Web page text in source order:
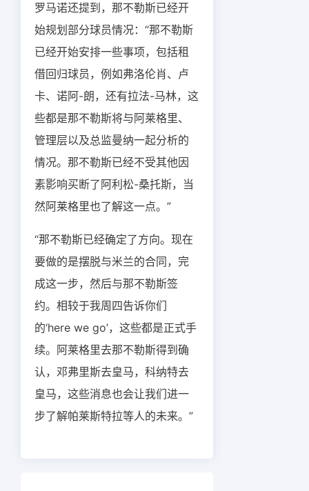
罗马诺还提到，那不勒斯已经开
始规划部分球员情况：“那不勒斯
已经开始安排一些事项，包括租
借回归球员，例如弗洛伦肖、卢
卡、诺阿-朗，还有拉法-马林，这
些都是那不勒斯将与阿莱格里、
管理层以及总监曼纳一起分析的
情况。那不勒斯已经不受其他因
素影响买断了阿利松-桑托斯，当
然阿莱格里也了解这一点。”
“那不勒斯已经确定了方向。现在
要做的是摆脱与米兰的合同，完
成这一步，然后与那不勒斯签
约。相较于我周四告诉你们
的‘here we go’，这些都是正式手
续。阿莱格里去那不勒斯得到确
认，邓弗里斯去皇马，科纳特去
皇马，这些消息也会让我们进一
步了解帕莱斯特拉等人的未来。”